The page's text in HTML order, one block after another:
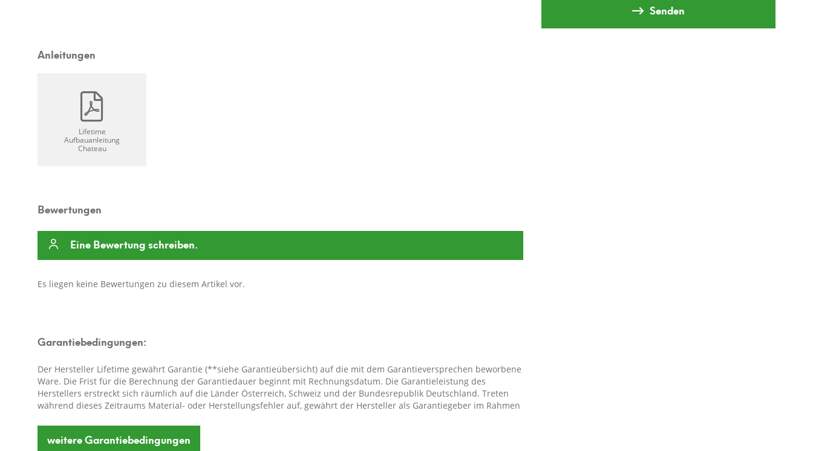
Anleitungen
Lifetime
Aufbauanleitung
Chateau
Bewertungen
Eine Bewertung schreiben.
Es liegen keine Bewertungen zu diesem Artikel vor.
Garantiebedingungen:
Der Hersteller Lifetime gewährt Garantie (**siehe Garantieübersicht) auf die mit dem Garantieversprechen beworbene
Ware. Die Frist für die Berechnung der Garantiedauer beginnt mit Rechnungsdatum. Die Garantieleistung des
Herstellers erstreckt sich räumlich auf die Länder Österreich, Schweiz und der Bundesrepublik Deutschland. Treten
während dieses Zeitraums Material- oder Herstellungsfehler auf, gewährt der Hersteller als Garantiegeber im Rahmen
- kostenfreie Reparatur der Ware oder
weitereGarantiebedingungen
Senden